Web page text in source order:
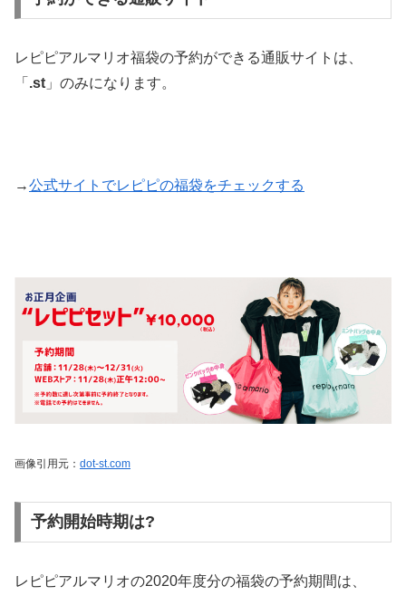
レピピアルマリオ福袋の予約ができる通販サイトは、
「 .st 」のみになります。
→公式サイトでレピピの福袋をチェックする
画像引用元： dot-st.com
予約開始時期は?
レピピアルマリオの2020年度分の福袋の予約期間は、